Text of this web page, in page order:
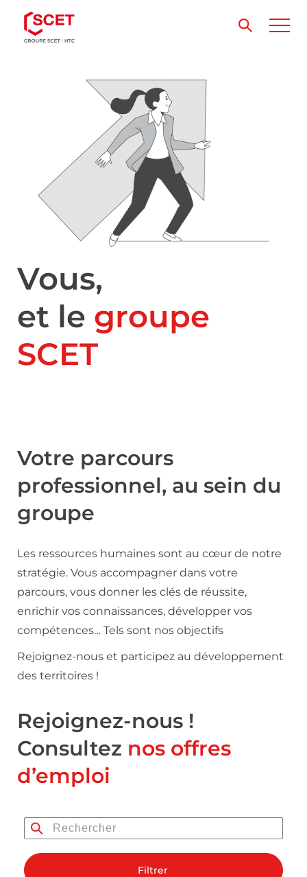
Vous,
et le groupe
SCET
Votre parcours
professionnel, au sein du
groupe
Les ressources humaines sont au cœur de notre
stratégie. Vous accompagner dans votre
parcours, vous donner les clés de réussite,
enrichir vos connaissances, développer vos
compétences… Tels sont nos objectifs
Rejoignez-nous et participez au développement
des territoires !
Rejoignez-nous !
Consultez nos offres
d’emploi
Filtrer